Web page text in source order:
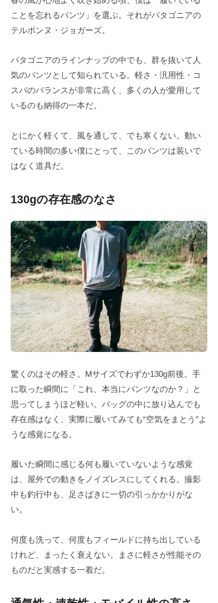
ことを忘れるパンツ」を選ぶ。それがパタゴニアの
テルボンヌ・ジョガーズ。
パタゴニアのラインナップの中でも、群を抜いて人
気のパンツとして知られている。軽さ・汎用性・コ
スパのバランスが非常に高く、多くの人が愛用して
いるのも納得の一本だ。
とにかく軽くて、風を通して、でも寒くない。動い
ている時間の多い僕にとって、このパンツは装いで
はなく道具だ。
130gの存在感のなさ
驚くのはその軽さ。Mサイズでわずか130g前後。手
に取った瞬間に「これ、本当にパンツなのか？」と
思ってしまうほど軽い。バッグの中に放り込んでも
存在感はなく、実際に履いてみても“空気をまとう”よ
うな感覚になる。
履いた瞬間に感じる何も履いていないような感覚
は、屋外での動きをノイズレスにしてくれる。撮影
中も釣行中も、足さばきに一切の引っかかりがな
い。
何度も洗って、何度もフィールドに持ち出している
けれど、まったく衰えない。まさに軽さが性能その
ものだと実感する一着だ。